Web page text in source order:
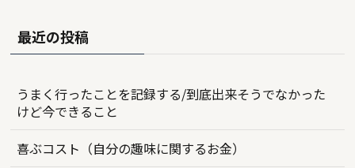
最近の投稿
うまく行ったことを記録する/到底出来そうでなかった
けど今できること
喜ぶコスト（自分の趣味に関するお金）